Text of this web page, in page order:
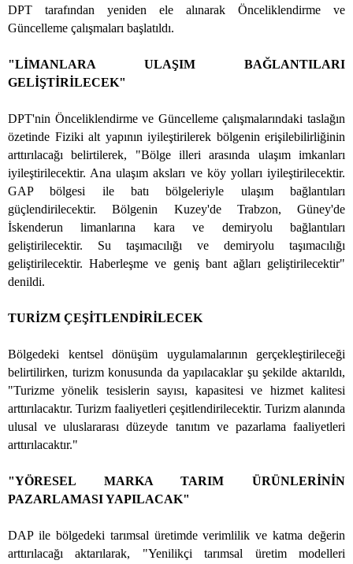
DPT tarafından yeniden ele alınarak Önceliklendirme ve
Güncelleme çalışmaları başlatıldı.
"LİMANLARA ULAŞIM BAĞLANTILARI
GELİŞTİRİLECEK"
DPT'nin Önceliklendirme ve Güncelleme çalışmalarındaki taslağın
özetinde Fiziki alt yapının iyileştirilerek bölgenin erişilebilirliğinin
arttırılacağı belirtilerek, "Bölge illeri arasında ulaşım imkanları
iyileştirilecektir. Ana ulaşım aksları ve köy yolları iyileştirilecektir.
GAP bölgesi ile batı bölgeleriyle ulaşım bağlantıları
güçlendirilecektir. Bölgenin Kuzey'de Trabzon, Güney'de
İskenderun limanlarına kara ve demiryolu bağlantıları
geliştirilecektir. Su taşımacılığı ve demiryolu taşımacılığı
geliştirilecektir. Haberleşme ve geniş bant ağları geliştirilecektir"
denildi.
TURİZM ÇEŞİTLENDİRİLECEK
Bölgedeki kentsel dönüşüm uygulamalarının gerçekleştirileceği
belirtilirken, turizm konusunda da yapılacaklar şu şekilde aktarıldı,
"Turizme yönelik tesislerin sayısı, kapasitesi ve hizmet kalitesi
arttırılacaktır. Turizm faaliyetleri çeşitlendirilecektir. Turizm alanında
ulusal ve uluslararası düzeyde tanıtım ve pazarlama faaliyetleri
arttırılacaktır."
"YÖRESEL MARKA TARIM ÜRÜNLERİNİN
PAZARLAMASI YAPILACAK"
DAP ile bölgedeki tarımsal üretimde verimlilik ve katma değerin
arttırılacağı aktarılarak, "Yenilikçi tarımsal üretim modelleri